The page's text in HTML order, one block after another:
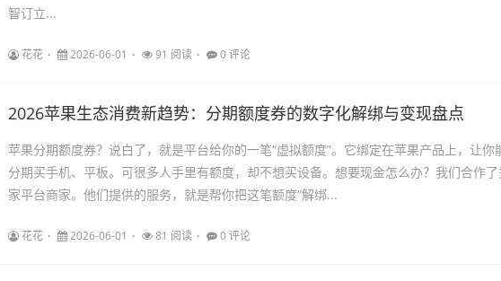
智订立...
花花 2026-06-01 91 阅读 0 评论
2026苹果生态消费新趋势：分期额度券的数字化解绑与变现盘点
苹果分期额度券？说白了，就是平台给你的一笔“虚拟额度”。它绑定在苹果产品上，让你
分期买手机、平板。可很多人手里有额度，却不想买设备。想要现金怎么办？我们合作了
家平台商家。他们提供的服务，就是帮你把这笔额度“解绑...
花花 2026-06-01 81 阅读 0 评论